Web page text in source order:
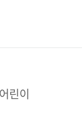
린이